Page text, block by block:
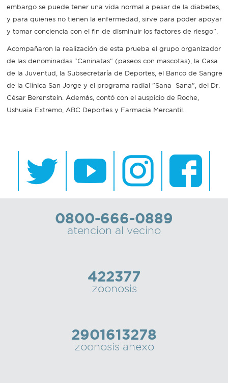
embargo se puede tener una vida normal a pesar de la diabetes,
y para quienes no tienen la enfermedad, sirve para poder apoyar
y tomar conciencia con el fin de disminuir los factores de riesgo".
Acompañaron la realización de esta prueba el grupo organizador
de las denominadas "Caninatas" (paseos con mascotas), la Casa
de la Juventud, la Subsecretaría de Deportes, el Banco de Sangre
de la Clínica San Jorge y el programa radial "Sana Sana", del Dr.
César Berenstein. Además, contó con el auspicio de Roche,
Ushuaia Extremo, ABC Deportes y Farmacia Mercantil.
0800-666-0889
atencion al vecino
422377
zoonosis
2901613278
zoonosis anexo